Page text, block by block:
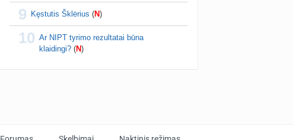
9 Kęstutis Šklėrius (N)
10 Ar NIPT tyrimo rezultatai būna
klaidingi? (N)